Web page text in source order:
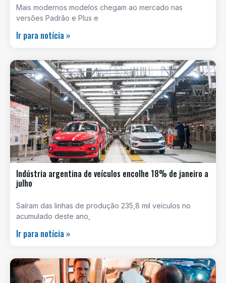
Mais modernos modelos chegam ao mercado nas
versões Padrão e Plus e
Ir para notícia »
Indústria argentina de veículos encolhe 18% de janeiro a
julho
Saíram das linhas de produção 235,8 mil veículos no
acumulado deste ano,
Ir para notícia »